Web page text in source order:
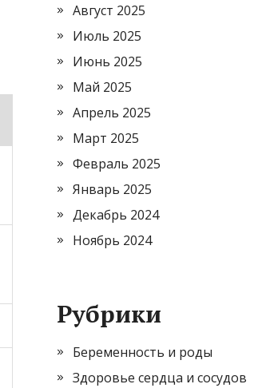
Август 2025
Июль 2025
Июнь 2025
Май 2025
Апрель 2025
Март 2025
Февраль 2025
Январь 2025
Декабрь 2024
Ноябрь 2024
Рубрики
Беременность и роды
Здоровье сердца и сосудов